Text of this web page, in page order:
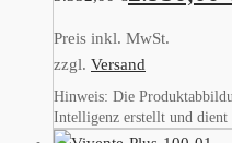
Preis inkl. MwSt.
zzgl. Versand
Hinweis: Die
Intelligenz erstellt und dient